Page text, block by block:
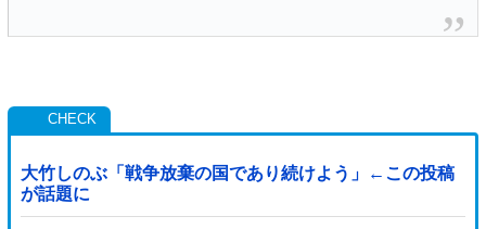
大竹しのぶ「戦争放棄の国であり続けよう」←この投稿
が話題に